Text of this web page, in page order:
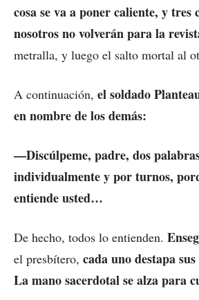
cosa se va a poner caliente, y tres
nosotros no volverán para la
metralla, y luego el salto mortal al
A continuación, el soldado
en nombre de los demás:
—Discúlpeme, padre, dos
individualmente y por turnos,
entiende usted…
De hecho, todos lo entienden.
el presbítero, cada uno destapa
La mano sacerdotal se alza para